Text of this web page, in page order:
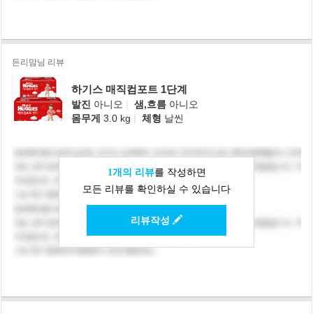
든리맘님 리뷰
하기스 매직컴포트 1단계
발진 아니오 | 샘,흐름 아니오
몸무게 3.0 kg | 체형 날씬
1개의 리뷰를 작성하면
모든 리뷰를 확인하실 수 있습니다
리뷰작성